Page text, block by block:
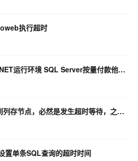
执行超时
我充值了10元，购买ASP.NET运行环境 SQL Server按量付款他说我余额不足
此时PolarDB查询若路由到列存节点，必然是发生超时等待，之后就SQL报错，对吗？
单条SQL查询的超时时间